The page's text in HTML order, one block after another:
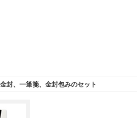
金封、一筆箋、金封包みのセット